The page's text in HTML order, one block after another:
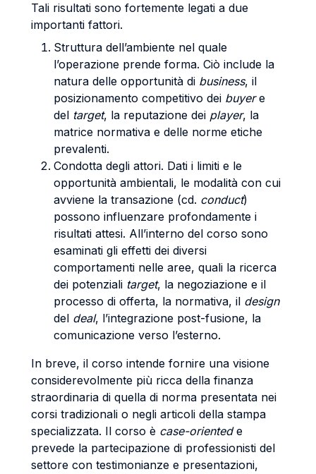
Tali risultati sono fortemente legati a due
importanti fattori.
Struttura dell’ambiente nel quale
l’operazione prende forma. Ciò include la
natura delle opportunità di business, il
posizionamento competitivo dei buyere
del target, la reputazione dei player, la
matrice normativa e delle norme etiche
prevalenti.
Condotta degli attori. Dati i limiti e le
opportunità ambientali, le modalità con cui
avviene la transazione (cd. conduct)
possono influenzare profondamente i
risultati attesi. All’interno del corso sono
esaminati gli effetti dei diversi
comportamenti nelle aree, quali la ricerca
dei potenziali target, la negoziazione e il
processo di offerta, la normativa, il design
del deal, l’integrazione post-fusione, la
comunicazione verso l’esterno.
In breve, il corso intende fornire una visione
considerevolmente più ricca della finanza
straordinaria di quella di norma presentata nei
corsi tradizionali o negli articoli della stampa
specializzata. Il corso è case-orientede
prevede la partecipazione di professionisti del
settore con testimonianze e presentazioni,